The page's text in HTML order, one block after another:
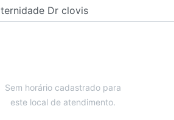
Sem horário cadastrado para
este local de atendimento.